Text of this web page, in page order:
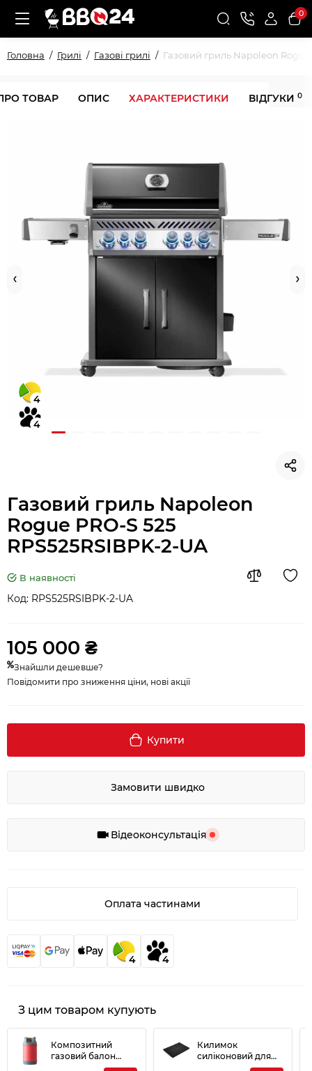
0
Головна Грилі Газові грилі Газовий гриль Napoleon Rogue
ТОВАР ОПИС ХАРАКТЕРИСТИКИ ВІДГУКИ 0
4
4
Газовий гриль Napoleon
Rogue PRO-S 525
RPS525RSIBPK-2-UA
В наявності
Код: RPS525RSIBPK-2-UA
105 000 ₴
Знайшли дешевше?
Повідомити про зниження ціни, нові акції
Купити
Замовити швидко
Відеоконсультація
Оплата частинами
4 4
З цим товаром купують
Композитний
газовий балон
HPCR-G. 4 18,2 л
Килимок
силіконовий для
бокового столика